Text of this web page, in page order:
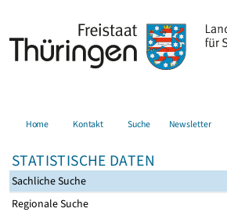
Home Kontakt Suche Newsletter
STATISTISCHE DATEN
Sachliche Suche
Regionale Suche